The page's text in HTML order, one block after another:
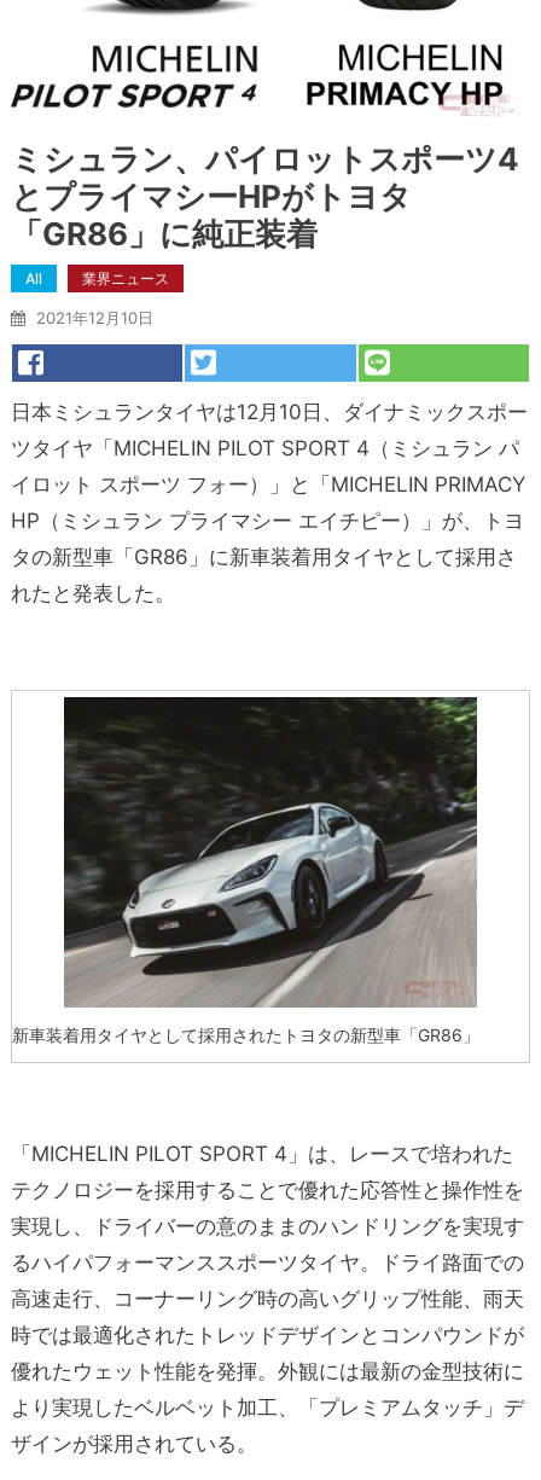
ミシュラン、パイロットスポーツ4
とプライマシーHPがトヨタ
「GR86」に純正装着
All 業界ニュース
2021年12月10日
日本ミシュランタイヤは12月10日、ダイナミックスポー
ツタイヤ「MICHELIN PILOT SPORT 4（ミシュラン パ
イロット スポーツ フォー）」と「MICHELIN PRIMACY
HP（ミシュラン プライマシー エイチピー）」が、トヨ
タの新型車「GR86」に新車装着用タイヤとして採用さ
れたと発表した。
新車装着用タイヤとして採用されたトヨタの新型車「GR86」
「MICHELIN PILOT SPORT 4」は、レースで培われた
テクノロジーを採用することで優れた応答性と操作性を
実現し、ドライバーの意のままのハンドリングを実現す
るハイパフォーマンススポーツタイヤ。ドライ路面での
高速走行、コーナーリング時の高いグリップ性能、雨天
時では最適化されたトレッドデザインとコンパウンドが
優れたウェット性能を発揮。外観には最新の金型技術に
より実現したベルベット加工、「プレミアムタッチ」デ
ザインが採用されている。